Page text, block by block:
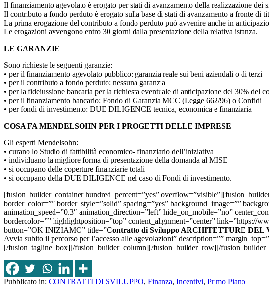
Il finanziamento agevolato è erogato per stati di avanzamento della realizzazione dei
Il contributo a fondo perduto è erogato sulla base di stati di avanzamento a fronte di
La prima erogazione del contributo a fondo perduto può avvenire anche in
Le erogazioni avvengono entro 30 giorni dalla presentazione della relativa istanza.
LE GARANZIE
Sono richieste le seguenti garanzie:
• per il finanziamento agevolato pubblico: garanzia reale sui beni aziendali o di terzi
• per il contributo a fondo perduto: nessuna garanzia
• per la fideiussione bancaria per la richiesta eventuale di anticipazione del 30% del
• per il finanziamento bancario: Fondo di Garanzia MCC (Legge 662/96) o Confidi
• per fondi di investimento: DUE DILIGENCE tecnica, economica e finanziaria
COSA FA MENDELSOHN PER I PROGETTI DELLE IMPRESE
Gli esperti Mendelsohn:
• curano lo Studio di fattibilità economico- finanziario dell’iniziativa
• individuano la migliore forma di presentazione della domanda al MISE
• si occupano delle coperture finanziarie totali
• si occupano della DUE DILIGENCE nel caso di Fondi di investimento.
[fusion_builder_container hundred_percent=”yes”
border_color=”” border_style=”solid” spacing=”yes” background_image=””
animation_speed=”0.3″ animation_direction=”left” hide_on_mobile=”no”
bordercolor=”” highlightposition=”top” content_alignment=”center” link=”https://
button=”OK INIZIAMO” title=”Contratto di Sviluppo ARCHITETTURE DEL
Avvia subito il percorso per l’accesso alle agevolazioni” description=””
[/fusion_tagline_box][/fusion_builder_column][/fusion_builder_row][/
Pubblicato in: CONTRATTI DI SVILUPPO, Finanza, Incentivi, Primo Piano